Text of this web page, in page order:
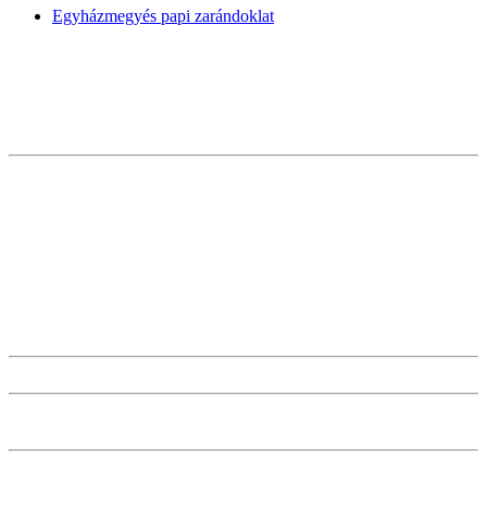
Egyházmegyés papi zarándoklat